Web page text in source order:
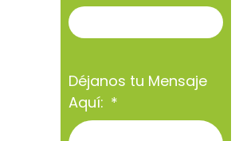
Déjanos tu Mensaje
Aquí: